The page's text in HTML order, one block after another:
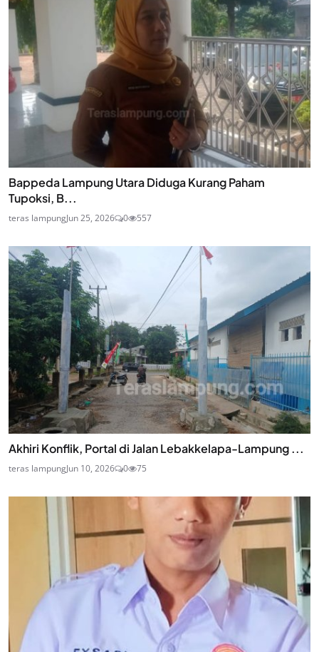
Bappeda Lampung Utara Diduga Kurang Paham
Tupoksi, B...
teras lampungJun 25, 2026 0 557
Akhiri Konflik, Portal di Jalan Lebakkelapa-Lampung ...
teras lampungJun 10, 2026 0 75